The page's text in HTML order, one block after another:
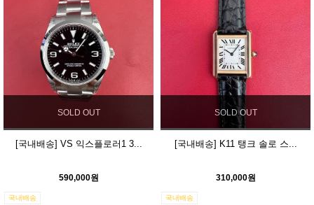
SOLD OUT
[국내배송] VS 익스플로러1 3...
590,000원
국내배송
SOLD OUT
[국내배송] K11 탱크 솔로 스...
310,000원
국내배송